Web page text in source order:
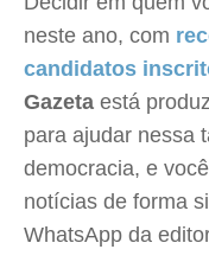
neste ano, com
candidatos
Gazeta está
para ajudar nessa
democracia, e
notícias de forma
WhatsApp da